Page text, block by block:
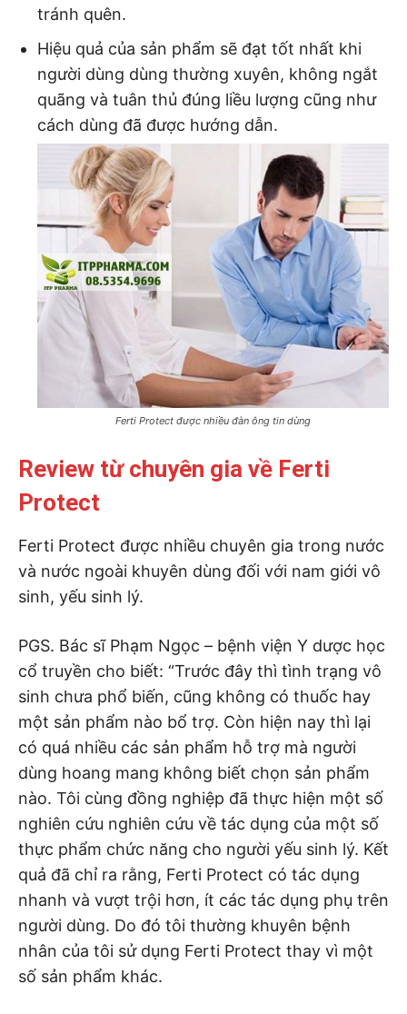
tránh quên.
Hiệu quả của sản phẩm sẽ đạt tốt nhất khi
người dùng dùng thường xuyên, không ngắt
quãng và tuân thủ đúng liều lượng cũng như
cách dùng đã được hướng dẫn.
Ferti Protect được nhiều đàn ông tin dùng
Review từ chuyên gia về Ferti
Protect
Ferti Protect được nhiều chuyên gia trong nước
và nước ngoài khuyên dùng đối với nam giới vô
sinh, yếu sinh lý.
PGS. Bác sĩ Phạm Ngọc – bệnh viện Y dược học
cổ truyền cho biết: “Trước đây thì tình trạng vô
sinh chưa phổ biến, cũng không có thuốc hay
một sản phẩm nào bổ trợ. Còn hiện nay thì lại
có quá nhiều các sản phẩm hỗ trợ mà người
dùng hoang mang không biết chọn sản phẩm
nào. Tôi cùng đồng nghiệp đã thực hiện một số
nghiên cứu nghiên cứu về tác dụng của một số
thực phẩm chức năng cho người yếu sinh lý. Kết
quả đã chỉ ra rằng, Ferti Protect có tác dụng
nhanh và vượt trội hơn, ít các tác dụng phụ trên
người dùng. Do đó tôi thường khuyên bệnh
nhân của tôi sử dụng Ferti Protect thay vì một
số sản phẩm khác.